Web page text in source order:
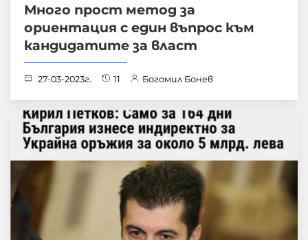
Много прост метод за
ориентация с един въпрос към
кандидатите за власт
27-03-2023г. 11 Богомил Бонев